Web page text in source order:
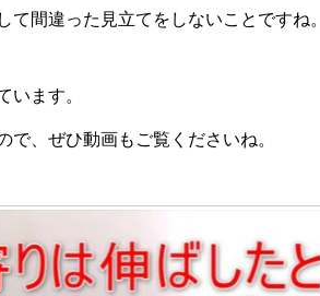
間違った見立てをしないことですね。
います。
、ぜひ動画もご覧くださいね。